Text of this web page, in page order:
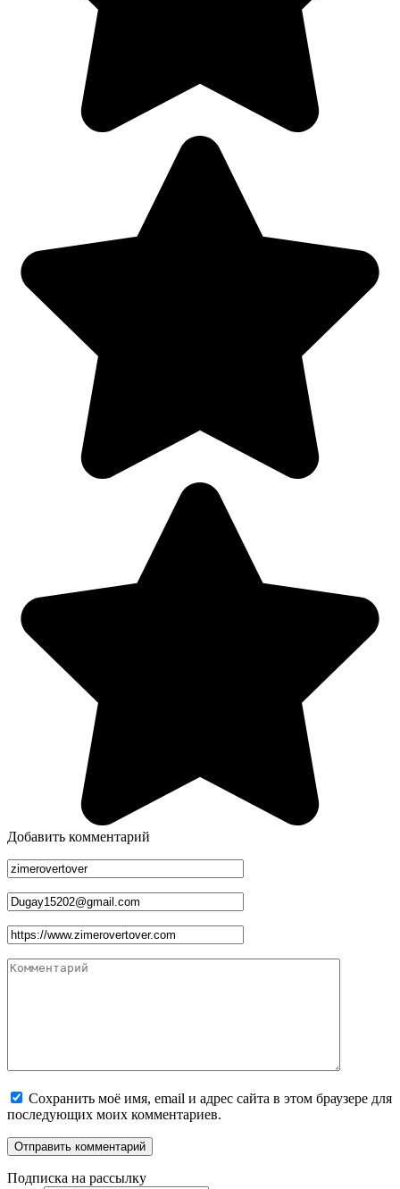
Добавить комментарий
Имя
*
Email
*
Сайт
Комментарий
Сохранить моё имя, email и адрес сайта в этом браузере для
последующих моих комментариев.
Подписка на рассылку